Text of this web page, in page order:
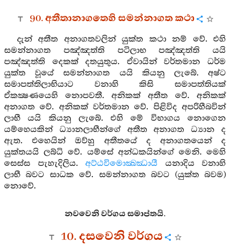
90. අතීතානාගතෙහි සමන්නාගත කථා
දැන් අතීත අනාගතවලින් යුක්ත කථා නම් වේ. එහි
සමන්නාගත පඤ්ඤත්ති පටිලාභ පඤ්ඤත්ති යයි
පඤ්ඤත්ති දෙකක් දතයුතුය. ඒවායින් වර්තමාන ධර්ම
යුක්ත වූයේ සමන්නාගත යයි කියනු ලැබේ. අෂ්ට
සමාපත්තිලාභියාට වනාහි කිසි සමාපත්තියක්
ඒකක්‍ෂණයෙහි නොපවතී. අනිකක් අතීත වේ. අනිකක්
අනාගත වේ. අනිකක් වර්තමාන වේ. පිළිවිද අපරිහීබවින්
ලාභී යයි කියනු ලැබේ. එහි මේ විභාගය නොගෙන
යම්හෙයකින් ධ්‍යානලාභීන්ගේ අතීත අනාගත ධ්‍යාන ද
ඇත. එහෙයින් ඔව්හු අතීතයේ ද අනාගතයෙන් ද
යුක්තයයි ලබ්ධි වේ. යම්සේ අන්ධකයින්ගේ මෙනි. මෙහි
සෙස්ස පැහැදිලිය. අට්ඨවිමොක්‍ඛඣායී යනාදිය වනාහි
ලාභී බවට සාධක වේ. සමන්නාගත බවට (යුක්ත බවම)
නොවේ.
නවවෙනි වර්ගය සමාප්තයි.
10. දසවෙනි වර්ගය